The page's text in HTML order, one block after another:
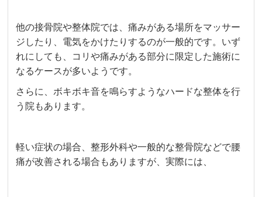
他の接骨院や整体院では、痛みがある場所をマッサー
ジしたり、電気をかけたりするのが一般的です。いず
れにしても、コリや痛みがある部分に限定した施術に
なるケースが多いようです。
さらに、ボキボキ音を鳴らすようなハードな整体を行
う院もあります。
軽い症状の場合、整形外科や一般的な整骨院などで腰
痛が改善される場合もありますが、実際には、